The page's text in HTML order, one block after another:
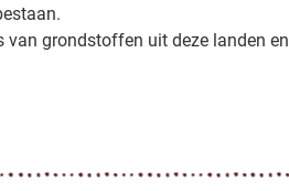
van grondstoffen uit deze landen en